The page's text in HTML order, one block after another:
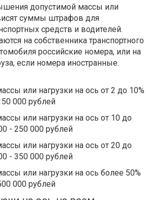
допустимой массы или
суммы штрафов для
средств и водителей.
на собственника транспортного
российские номера, или на
если номера иностранные.
или нагрузки на ось от 2 до 10%
000 рублей
или нагрузки на ось от 10 до
- 250 000 рублей
или нагрузки на ось от 20 до
- 350 000 рублей
или нагрузки на ось более 50%
000 рублей